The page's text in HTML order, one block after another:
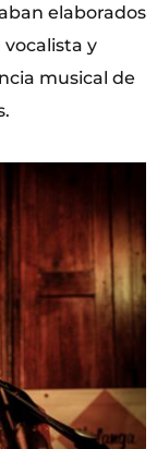
elaborados
vocalista y
musical de